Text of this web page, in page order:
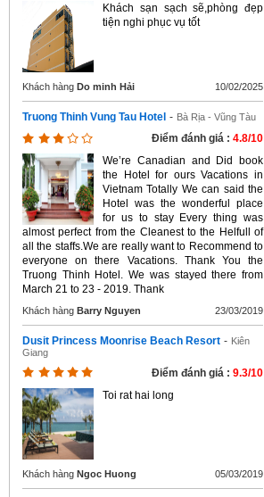
Khách sạn sạch sẽ,phòng đẹp
tiện nghi phục vụ tốt
Khách hàng Do minh Hải 10/02/2025
Truong Thinh Vung Tau Hotel - Bà Rịa - Vũng Tàu
Điểm đánh giá : 4.8/10
We’re Canadian and Did book
the Hotel for ours Vacations in
Vietnam Totally We can said the
Hotel was the wonderful place
for us to stay Every thing was
almost perfect from the Cleanest to the Helfull of
all the staffs.We are really want to Recommend to
everyone on there Vacations. Thank You the
Truong Thinh Hotel. We was stayed there from
March 21 to 23 - 2019. Thank
Khách hàng Barry Nguyen 23/03/2019
Dusit Princess Moonrise Beach Resort - Kiên
Giang
Điểm đánh giá : 9.3/10
Toi rat hai long
Khách hàng Ngoc Huong 05/03/2019